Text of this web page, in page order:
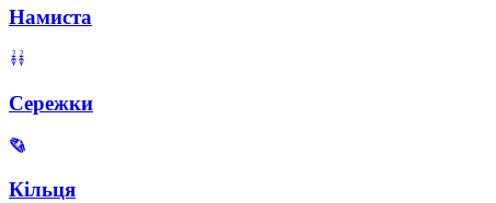
Намиста
Сережки
Кільця